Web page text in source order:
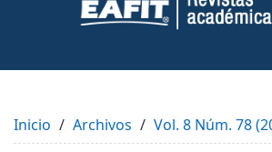
Content
Sidebar
Inicio Archivos Vol. 8 Núm. 78